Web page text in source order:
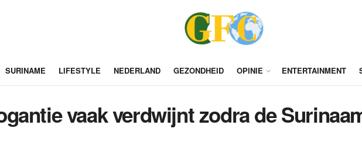
SURINAME LIFESTYLE NEDERLAND GEZONDHEID OPINIE ENTERTAINMENT
vaak verdwijnt zodra de